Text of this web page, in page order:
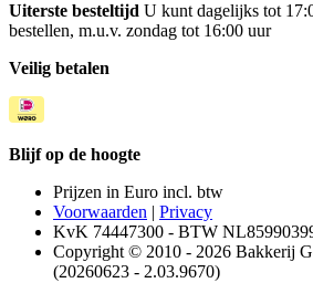
Uiterste besteltijd U kunt dagelijks tot
bestellen, m.u.v. zondag tot 16:00 uur
Veilig betalen
Blijf op de hoogte
Prijzen in Euro incl. btw
Voorwaarden | Privacy
KvK 74447300 - BTW
Copyright © 2010 - 2026 Bakkerij
(20260623 - 2.03.9670)